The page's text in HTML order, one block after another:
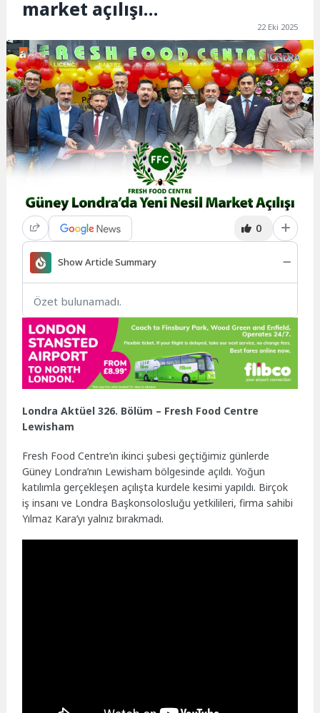
market açılışı…
22 Eki 2025
0
Show Article Summary
Özet bulunamadı.
Londra Aktüel 326. Bölüm – Fresh Food Centre
Lewisham
Fresh Food Centre’ın ikinci şubesi geçtiğimiz günlerde
Güney Londra’nın Lewisham bölgesinde açıldı. Yoğun
katılımla gerçekleşen açılışta kurdele kesimi yapıldı. Birçok
iş insanı ve Londra Başkonsolosluğu yetkilileri, firma sahibi
Yılmaz Kara’yı yalnız bırakmadı.